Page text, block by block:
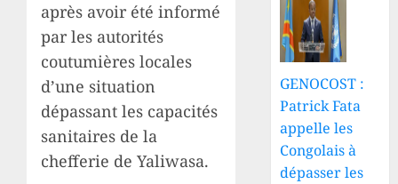
après avoir été informé
par les autorités
coutumières locales
d’une situation
dépassant les capacités
sanitaires de la
chefferie de Yaliwasa.
GENOCOST :
Patrick Fata
appelle les
Congolais à
dépasser les